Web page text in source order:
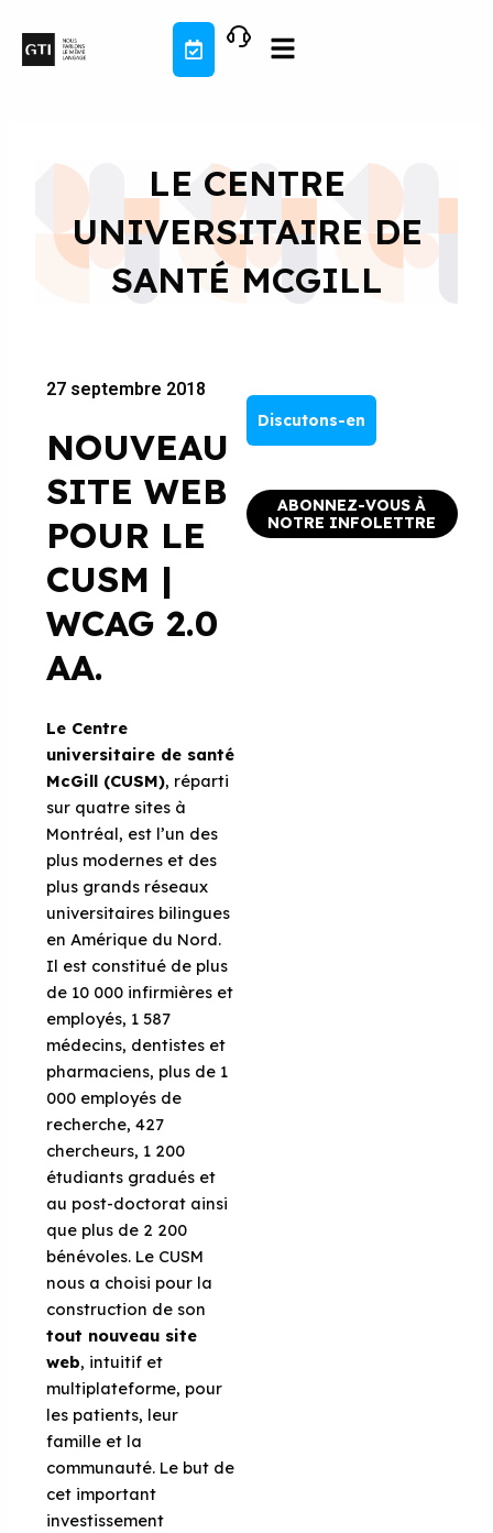
contenu
LE CENTRE
UNIVERSITAIRE DE
SANTÉ MCGILL
27 septembre 2018
NOUVEAU
SITE WEB
POUR LE
CUSM |
WCAG 2.0
AA.
Le Centre
universitaire de santé
McGill (CUSM), réparti
sur quatre sites à
Montréal, est l’un des
plus modernes et des
plus grands réseaux
universitaires bilingues
en Amérique du Nord.
Il est constitué de plus
de 10 000 infirmières et
employés, 1 587
médecins, dentistes et
pharmaciens, plus de 1
000 employés de
recherche, 427
chercheurs, 1 200
étudiants gradués et
au post-doctorat ainsi
que plus de 2 200
bénévoles. Le CUSM
nous a choisi pour la
construction de son
tout nouveau site
web, intuitif et
multiplateforme, pour
les patients, leur
famille et la
communauté. Le but de
cet important
investissement
Discutons-en
ABONNEZ-VOUS À
NOTRE INFOLETTRE